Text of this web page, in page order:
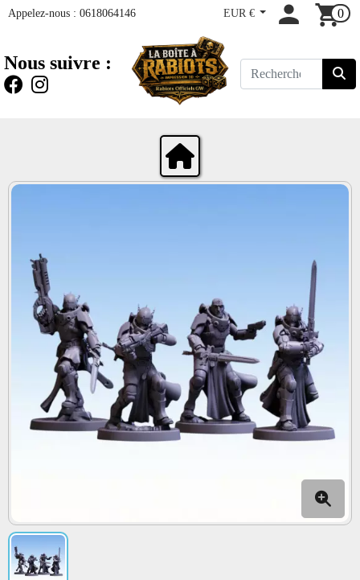
Appelez-nous : 0618064146 EUR € 0
Nous suivre :